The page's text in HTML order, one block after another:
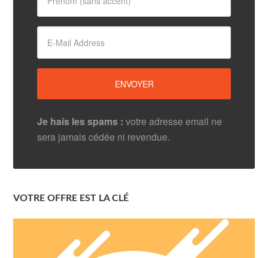
Je hais les spams : votre adresse email ne
sera jamais cédée ni revendue.
VOTRE OFFRE EST LA CLÉ